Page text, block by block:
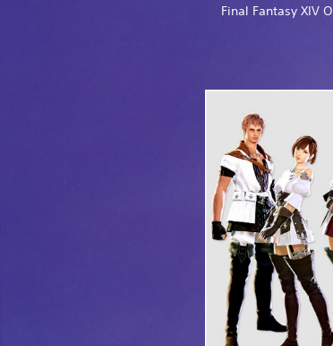
Final Fantasy XIV